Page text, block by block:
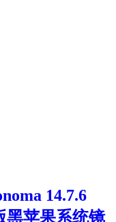
14.7.6
黑苹果系统镜